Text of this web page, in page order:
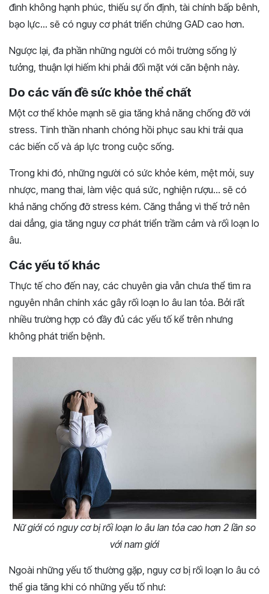
đình không hạnh phúc, thiếu sự ổn định, tài chính bấp bênh,
bạo lực… sẽ có nguy cơ phát triển chứng GAD cao hơn.
Ngược lại, đa phần những người có môi trường sống lý
tưởng, thuận lợi hiếm khi phải đối mặt với căn bệnh này.
Do các vấn đề sức khỏe thể chất
Một cơ thể khỏe mạnh sẽ gia tăng khả năng chống đỡ với
stress. Tinh thần nhanh chóng hồi phục sau khi trải qua
các biến cố và áp lực trong cuộc sống.
Trong khi đó, những người có sức khỏe kém, mệt mỏi, suy
nhược, mang thai, làm việc quá sức, nghiện rượu… sẽ có
khả năng chống đỡ stress kém. Căng thẳng vì thế trở nên
dai dẳng, gia tăng nguy cơ phát triển trầm cảm và rối loạn lo
âu.
Các yếu tố khác
Thực tế cho đến nay, các chuyên gia vẫn chưa thể tìm ra
nguyên nhân chính xác gây rối loạn lo âu lan tỏa. Bởi rất
nhiều trường hợp có đầy đủ các yếu tố kể trên nhưng
không phát triển bệnh.
Nữ giới có nguy cơ bị rối loạn lo âu lan tỏa cao hơn 2 lần so
với nam giới
Ngoài những yếu tố thường gặp, nguy cơ bị rối loạn lo âu có
thể gia tăng khi có những yếu tố như: